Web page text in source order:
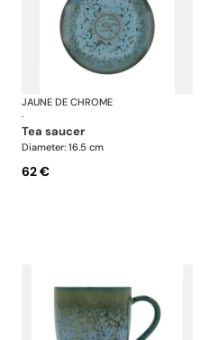
NymphéaJAUNE DE CHROME
·
tea saucer
Diameter: 16.5 cm
62 €